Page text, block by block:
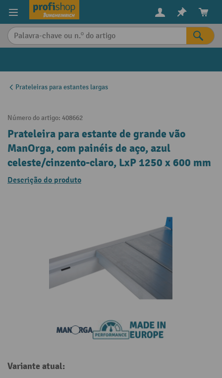
principal
Prateleiras para estantes largas
Número do artigo: 408662
Prateleira para estante de grande vão
ManOrga, com painéis de aço, azul
celeste/cinzento-claro, LxP 1250 x 600 mm
Descrição do produto
Variante atual: